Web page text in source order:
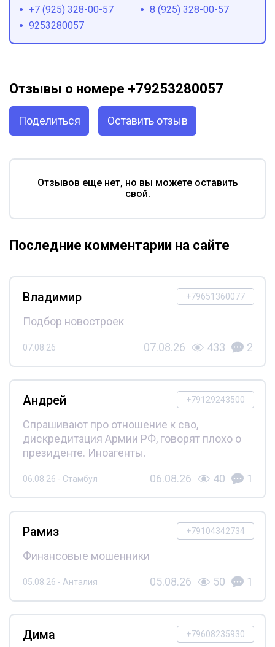
+7 (925) 328-00-57
8 (925) 328-00-57
9253280057
Отзывы о номере +79253280057
Поделиться Оставить отзыв
Отзывов еще нет, но вы можете оставить
свой.
Последние комментарии на сайте
+79651360077
Владимир
Подбор новостроек
07.08.26 07.08.26 433 2
+79129243500
Андрей
Спрашивают про отношение к сво,
дискредитация Армии РФ, говорят плохо о
президенте. Иноагенты.
06.08.26 - Стамбул 06.08.26 40 1
+79104342734
Рамиз
Финансовые мошенники
05.08.26 - Анталия 05.08.26 50 1
+79608235930
Дима